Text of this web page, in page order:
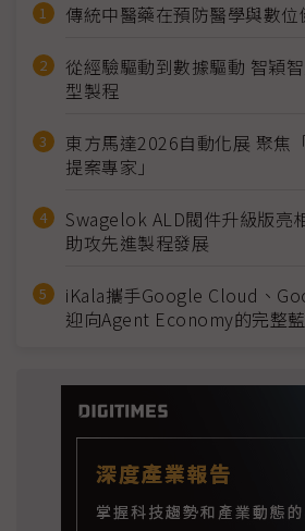
傳統中醫藥在預防醫學與數位
從經驗驅動到數據驅動 智穎
型製程
東方馬達2026自動化展 聚焦
提案專家」
Swagelok ALD閥件升級版亮
助攻先進製程發展
iKala攜手Google Cloud、
迎向Agent Economy的完整